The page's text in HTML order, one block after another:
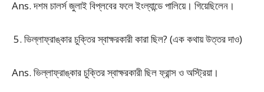
Ans. দশম চালর্স জুলাই বিপ্লবের ফলে ইংল্যান্ডে পালিয়ে। গিয়েছিলেন।
ভিল্লাফ্রাঙ্কার চুক্তির স্বাক্ষরকারী কারা ছিল? (এক কথায় উত্তর দাও)
Ans. ভিল্লাফ্রাঙ্কার চুক্তির স্বাক্ষরকারী ছিল ফ্রান্স ও অস্ট্রিয়া।